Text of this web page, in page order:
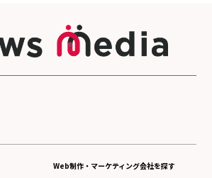
Web制作・マーケティング会社を探す